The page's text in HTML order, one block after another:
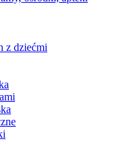
z dziećmi